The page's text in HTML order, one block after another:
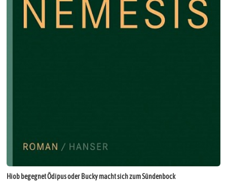
Hiob begegnet Ödipus oder Bucky macht sich zum Sündenbock